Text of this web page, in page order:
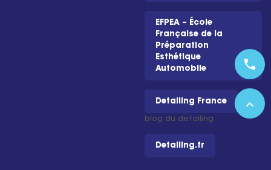
EFPEA – École
Française de la
Préparation
Esthétique
Automobile
Detailing France – Le
blog du detailing
Detailing.fr
phone
expand_less